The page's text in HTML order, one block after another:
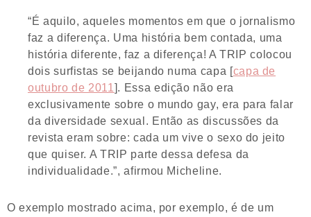
“É aquilo, aqueles momentos em que o jornalismo
faz a diferença. Uma história bem contada, uma
história diferente, faz a diferença! A TRIP colocou
dois surfistas se beijando numa capa [capa de
outubro de 2011 ]. Essa edição não era
exclusivamente sobre o mundo gay, era para falar
da diversidade sexual. Então as discussões da
revista eram sobre: cada um vive o sexo do jeito
que quiser. A TRIP parte dessa defesa da
individualidade.”, afirmou Micheline.
O exemplo mostrado acima, por exemplo, é de um